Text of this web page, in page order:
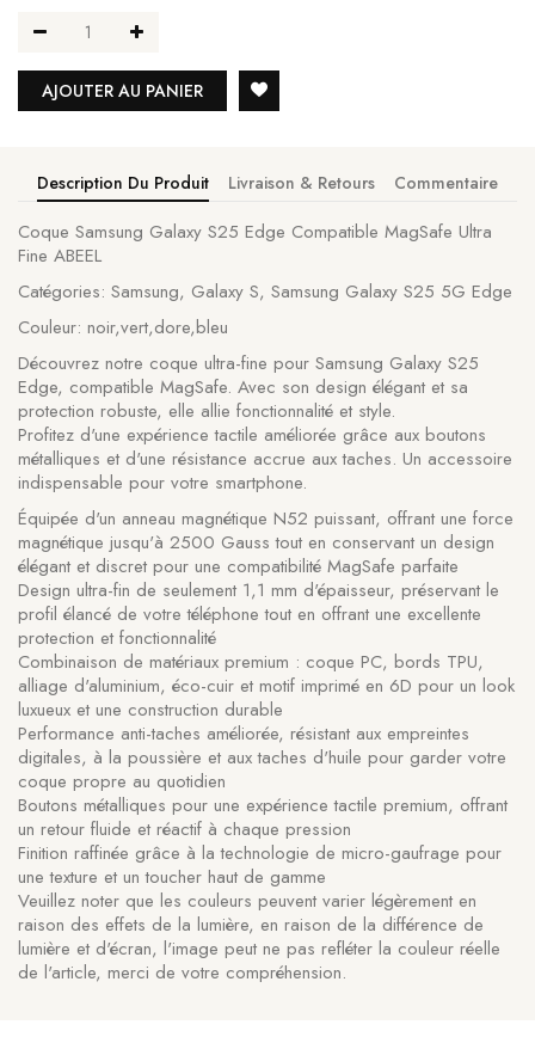
AJOUTER AU PANIER
Description Du Produit Livraison & Retours Commentaire
Coque Samsung Galaxy S25 Edge Compatible MagSafe Ultra
Fine ABEEL
Catégories: Samsung, Galaxy S, Samsung Galaxy S25 5G Edge
Couleur: noir,vert,dore,bleu
Découvrez notre coque ultra-fine pour Samsung Galaxy S25
Edge, compatible MagSafe. Avec son design élégant et sa
protection robuste, elle allie fonctionnalité et style.
Profitez d'une expérience tactile améliorée grâce aux boutons
métalliques et d'une résistance accrue aux taches. Un accessoire
indispensable pour votre smartphone.
Équipée d'un anneau magnétique N52 puissant, offrant une force
magnétique jusqu'à 2500 Gauss tout en conservant un design
élégant et discret pour une compatibilité MagSafe parfaite
Design ultra-fin de seulement 1,1 mm d'épaisseur, préservant le
profil élancé de votre téléphone tout en offrant une excellente
protection et fonctionnalité
Combinaison de matériaux premium : coque PC, bords TPU,
alliage d'aluminium, éco-cuir et motif imprimé en 6D pour un look
luxueux et une construction durable
Performance anti-taches améliorée, résistant aux empreintes
digitales, à la poussière et aux taches d'huile pour garder votre
coque propre au quotidien
Boutons métalliques pour une expérience tactile premium, offrant
un retour fluide et réactif à chaque pression
Finition raffinée grâce à la technologie de micro-gaufrage pour
une texture et un toucher haut de gamme
Veuillez noter que les couleurs peuvent varier légèrement en
raison des effets de la lumière, en raison de la différence de
lumière et d'écran, l'image peut ne pas refléter la couleur réelle
de l'article, merci de votre compréhension.